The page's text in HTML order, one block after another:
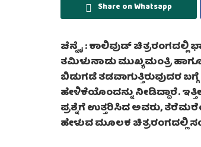
Share on Whatsapp
ಚೆನ್ನೈ :ಕಾಲಿವುಡ್ ಚಿತ್ರರಂಗದಲ್ಲಿ
ತಮಿಳುನಾಡು ಮುಖ್ಯಮಂತ್ರಿ
ಬಿಡುಗಡೆ ತಡವಾಗುತ್ತಿರುವುದರ
ಹೇಳಿಕೆಯೊಂದನ್ನು ನೀಡಿದ್ದಾರೆ.
ಪ್ರಶ್ನೆಗೆ ಉತ್ತರಿಸಿದ ಅವರು,
ಹೇಳುವ ಮೂಲಕ ಚಿತ್ರರಂಗದಲ್ಲಿ